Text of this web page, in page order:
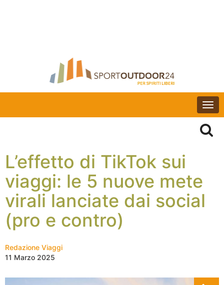
L’effetto di TikTok sui
viaggi: le 5 nuove mete
virali lanciate dai social
(pro e contro)
Redazione Viaggi
11 Marzo 2025